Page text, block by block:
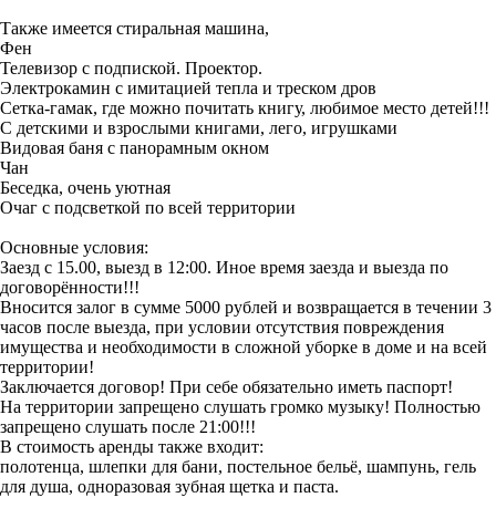
Также имеется стиральная машина,
Фен
Телевизор с подпиской. Проектор.
Электрокамин с имитацией тепла и треском дров
Сетка-гамак, где можно почитать книгу, любимое место детей!!!
С детскими и взрослыми книгами, лего, игрушками
Видовая баня с панорамным окном
Чан
Беседка, очень уютная
Очаг с подсветкой по всей территории
Основные условия:
Заезд с 15.00, выезд в 12:00. Иное время заезда и выезда по
договорённости!!!
Вносится залог в сумме 5000 рублей и возвращается в течении 3
часов после выезда, при условии отсутствия повреждения
имущества и необходимости в сложной уборке в доме и на всей
территории!
Заключается договор! При себе обязательно иметь паспорт!
На территории запрещено слушать громко музыку! Полностью
запрещено слушать после 21:00!!!
В стоимость аренды также входит:
полотенца, шлепки для бани, постельное бельё, шампунь, гель
для душа, одноразовая зубная щетка и паста.